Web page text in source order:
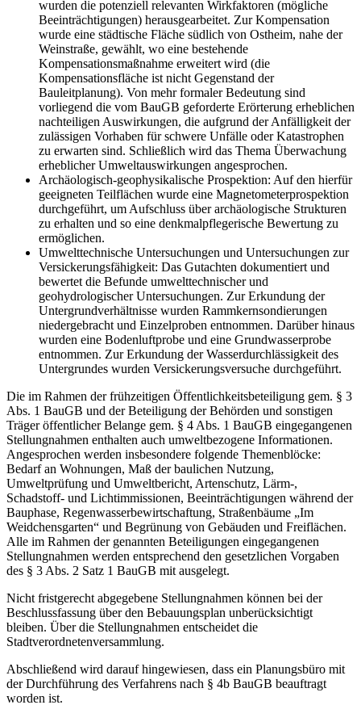
wurden die potenziell relevanten Wirkfaktoren (mögliche
Beeinträchtigungen) herausgearbeitet. Zur Kompensation
wurde eine städtische Fläche südlich von Ostheim, nahe der
Weinstraße, gewählt, wo eine bestehende
Kompensationsmaßnahme erweitert wird (die
Kompensationsfläche ist nicht Gegenstand der
Bauleitplanung). Von mehr formaler Bedeutung sind
vorliegend die vom BauGB geforderte Erörterung erheblichen
nachteiligen Auswirkungen, die aufgrund der Anfälligkeit der
zulässigen Vorhaben für schwere Unfälle oder Katastrophen
zu erwarten sind. Schließlich wird das Thema Überwachung
erheblicher Umweltauswirkungen angesprochen.
Archäologisch-geophysikalische Prospektion: Auf den hierfür
geeigneten Teilflächen wurde eine Magnetometerprospektion
durchgeführt, um Aufschluss über archäologische Strukturen
zu erhalten und so eine denkmalpflegerische Bewertung zu
ermöglichen.
Umwelttechnische Untersuchungen und Untersuchungen zur
Versickerungsfähigkeit: Das Gutachten dokumentiert und
bewertet die Befunde umwelttechnischer und
geohydrologischer Untersuchungen. Zur Erkundung der
Untergrundverhältnisse wurden Rammkernsondierungen
niedergebracht und Einzelproben entnommen. Darüber hinaus
wurden eine Bodenluftprobe und eine Grundwasserprobe
entnommen. Zur Erkundung der Wasserdurchlässigkeit des
Untergrundes wurden Versickerungsversuche durchgeführt.
Die im Rahmen der frühzeitigen Öffentlichkeitsbeteiligung gem. § 3
Abs. 1 BauGB und der Beteiligung der Behörden und sonstigen
Träger öffentlicher Belange gem. § 4 Abs. 1 BauGB eingegangenen
Stellungnahmen enthalten auch umweltbezogene Informationen.
Angesprochen werden insbesondere folgende Themenblöcke:
Bedarf an Wohnungen, Maß der baulichen Nutzung,
Umweltprüfung und Umweltbericht, Artenschutz, Lärm-,
Schadstoff- und Lichtimmissionen, Beeinträchtigungen während der
Bauphase, Regenwasserbewirtschaftung, Straßenbäume „Im
Weidchensgarten“ und Begrünung von Gebäuden und Freiflächen.
Alle im Rahmen der genannten Beteiligungen eingegangenen
Stellungnahmen werden entsprechend den gesetzlichen Vorgaben
des § 3 Abs. 2 Satz 1 BauGB mit ausgelegt.
Nicht fristgerecht abgegebene Stellungnahmen können bei der
Beschlussfassung über den Bebauungsplan unberücksichtigt
bleiben. Über die Stellungnahmen entscheidet die
Stadtverordnetenversammlung.
Abschließend wird darauf hingewiesen, dass ein Planungsbüro mit
der Durchführung des Verfahrens nach § 4b BauGB beauftragt
worden ist.